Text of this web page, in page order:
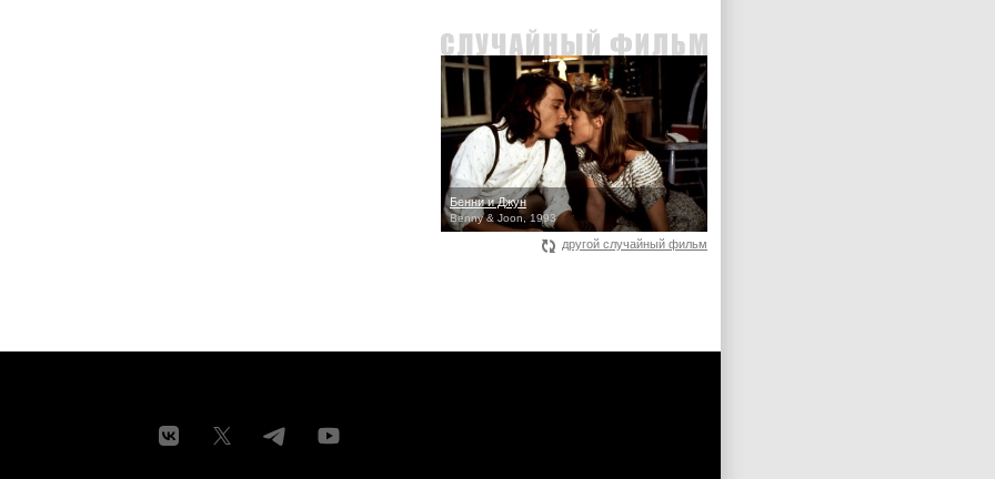
Бенни и Джун
Benny & Joon, 1993
другой случайный фильм